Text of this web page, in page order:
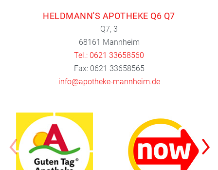
HELDMANN'S APOTHEKE Q6 Q7
Q7, 3
68161 Mannheim
Tel.: 0621 33658560
Fax: 0621 33658565
info@apotheke-mannheim.de